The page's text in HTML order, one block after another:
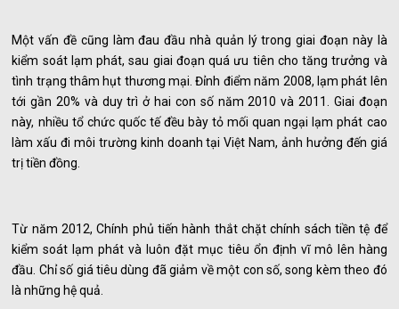
Một vấn đề cũng làm đau đầu nhà quản lý trong giai đoạn này là
kiểm soát lạm phát, sau giai đoạn quá ưu tiên cho tăng trưởng và
tình trạng thâm hụt thương mại. Đỉnh điểm năm 2008, lạm phát lên
tới gần 20% và duy trì ở hai con số năm 2010 và 2011. Giai đoạn
này, nhiều tổ chức quốc tế đều bày tỏ mối quan ngại lạm phát cao
làm xấu đi môi trường kinh doanh tại Việt Nam, ảnh hưởng đến giá
trị tiền đồng.
Từ năm 2012, Chính phủ tiến hành thắt chặt chính sách tiền tệ để
kiểm soát lạm phát và luôn đặt mục tiêu ổn định vĩ mô lên hàng
đầu. Chỉ số giá tiêu dùng đã giảm về một con số, song kèm theo đó
là những hệ quả.